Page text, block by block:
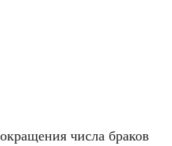
числа браков